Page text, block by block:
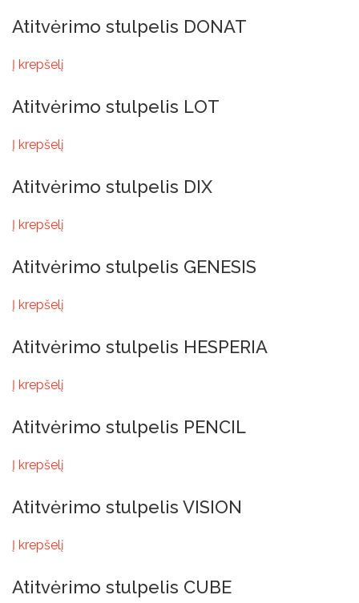
Atitvėrimo stulpelis DONAT
Į krepšelį
Atitvėrimo stulpelis LOT
Į krepšelį
Atitvėrimo stulpelis DIX
Į krepšelį
Atitvėrimo stulpelis GENESIS
Į krepšelį
Atitvėrimo stulpelis HESPERIA
Į krepšelį
Atitvėrimo stulpelis PENCIL
Į krepšelį
Atitvėrimo stulpelis VISION
Į krepšelį
Atitvėrimo stulpelis CUBE